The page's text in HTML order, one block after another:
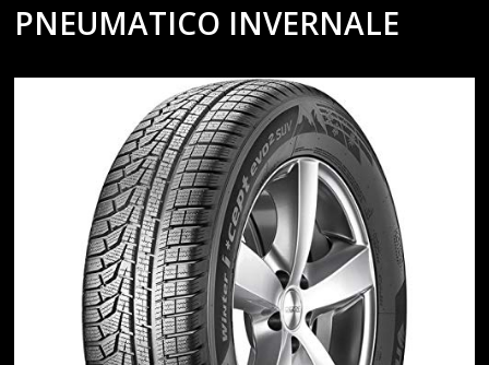
PNEUMATICO INVERNALE